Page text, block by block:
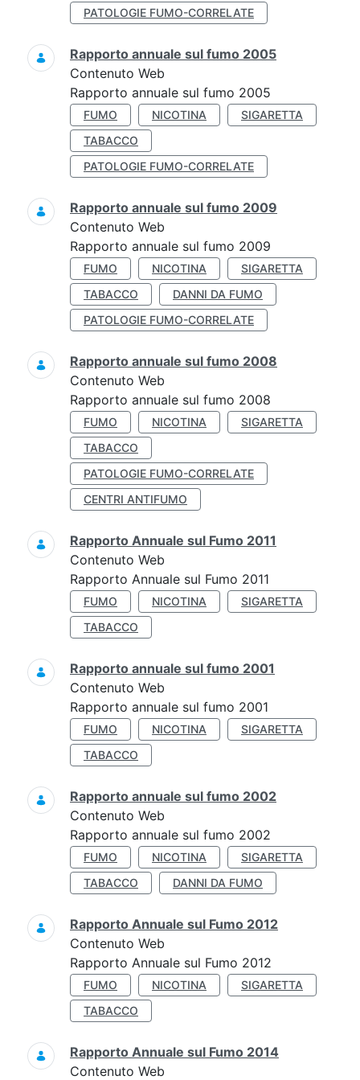
PATOLOGIE FUMO-CORRELATE
Rapporto annuale sul fumo 2005
Contenuto Web
Rapporto annuale sul fumo 2005
FUMO NICOTINA
SIGARETTA
TABACCO
PATOLOGIE FUMO-CORRELATE
Rapporto annuale sul fumo 2009
Contenuto Web
Rapporto annuale sul fumo 2009
FUMO NICOTINA
SIGARETTA
TABACCO
DANNI DA FUMO
PATOLOGIE FUMO-CORRELATE
Rapporto annuale sul fumo 2008
Contenuto Web
Rapporto annuale sul fumo 2008
FUMO NICOTINA
SIGARETTA
TABACCO
PATOLOGIE FUMO-CORRELATE
CENTRI ANTIFUMO
Rapporto Annuale sul Fumo 2011
Contenuto Web
Rapporto Annuale sul Fumo 2011
FUMO NICOTINA
SIGARETTA
TABACCO
Rapporto annuale sul fumo 2001
Contenuto Web
Rapporto annuale sul fumo 2001
FUMO NICOTINA
SIGARETTA
TABACCO
Rapporto annuale sul fumo 2002
Contenuto Web
Rapporto annuale sul fumo 2002
FUMO NICOTINA
SIGARETTA
TABACCO
DANNI DA FUMO
Rapporto Annuale sul Fumo 2012
Contenuto Web
Rapporto Annuale sul Fumo 2012
FUMO NICOTINA
SIGARETTA
TABACCO
Rapporto Annuale sul Fumo 2014
Contenuto Web